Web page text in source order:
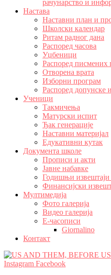
рачунарство и
Настава
Наставни план и
Школски календар
Ритам радног дана
Распоред часова
Уџбеници
Распоред писмених
Отворена врата
Изборни програм
Распоред допунске
Ученици
Такмичења
Матурски испит
Ђак генерације
Наставни материјал
Едукативни кутак
Документа школе
Прописи и акти
Јавне набавке
Годишњи
Финансијски
Мултимедија
Фото галерија
Видео галерија
Е-часописи
Giornalino
Контакт
Instagram Facebook